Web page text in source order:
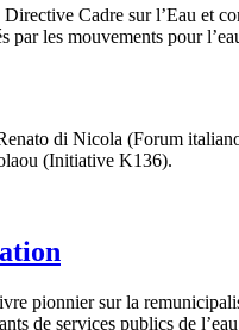
Cadre sur l’Eau et
les mouvements pour
di Nicola (Forum
(Initiative K136).
pionnier sur la
de services publics de